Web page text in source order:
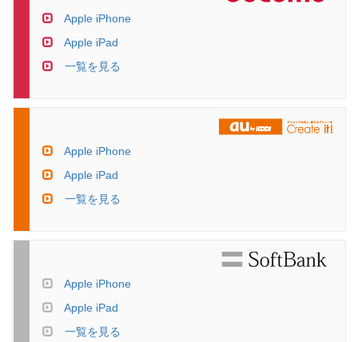
Apple iPhone
Apple iPad
一覧を見る
Apple iPhone
Apple iPad
一覧を見る
Apple iPhone
Apple iPad
一覧を見る